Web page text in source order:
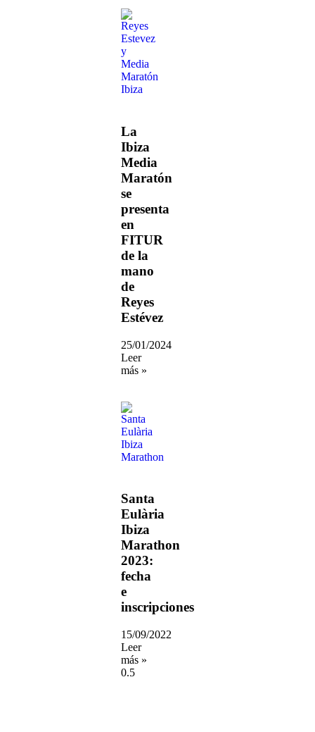
La
Ibiza
Media
Maratón
se
presenta
en
FITUR
de la
mano
de
Reyes
Estévez
25/01/2024
Leer
más »
Santa
Eulària
Ibiza
Marathon
2023:
fecha
e
inscripciones
15/09/2022
Leer
más »